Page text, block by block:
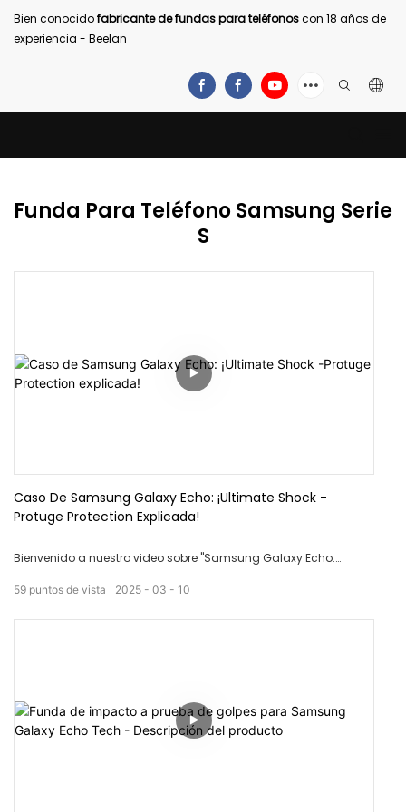
Bien conocidofabricante de fundas para teléfonoscon 18 años de
experiencia - Beelan
Funda Para Teléfono Samsung Serie
S
Caso De Samsung Galaxy Echo: ¡Ultimate Shock -
Protuge Protection Explicada!
Bienvenido a nuestro video sobre "Samsung Galaxy Echo:
buscando una protección de primer nivel para su dispositivo,
este caso está diseñado para soportar las gotas e impactos
pierda descubrir cómo este caso puede elevar la protección de
su dispositivo!
2025 03 10
59 puntos de vista